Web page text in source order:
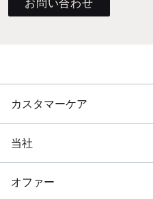
お問い合わせ
カスタマーケア
当社
オファー